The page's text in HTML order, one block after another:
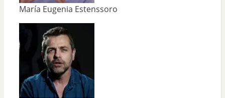
María Eugenia Estenssoro